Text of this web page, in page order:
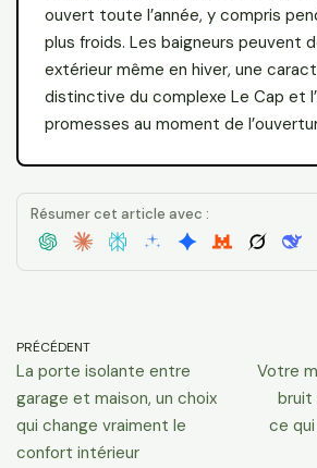
ouvert toute l’année, y compris
plus froids. Les baigneurs peuvent
extérieur même en hiver, une
distinctive du complexe Le Cap et
promesses au moment de
Résumer cet article avec :
PRÉCÉDENT
La porte isolante entre
garage et maison, un choix
qui change vraiment le
confort intérieur
Votre
bruit
ce